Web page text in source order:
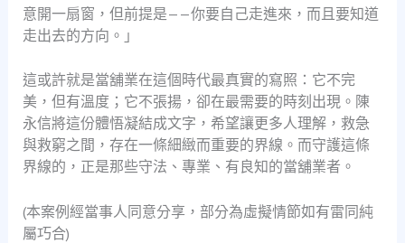
意開一扇窗，但前提是——你要自己走進來，而且要知道
走出去的方向。」
這或許就是當舖業在這個時代最真實的寫照：它不完
美，但有溫度；它不張揚，卻在最需要的時刻出現。陳
永信將這份體悟凝結成文字，希望讓更多人理解，救急
與救窮之間，存在一條細緻而重要的界線。而守護這條
界線的，正是那些守法、專業、有良知的當舖業者。
(本案例經當事人同意分享，部分為虛擬情節如有雷同純
屬巧合)